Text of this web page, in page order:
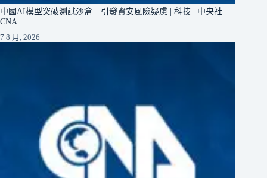
中國AI模型突破測試沙盒 引發資安風險疑慮 | 科技 | 中央社
CNA
7 8 月, 2026